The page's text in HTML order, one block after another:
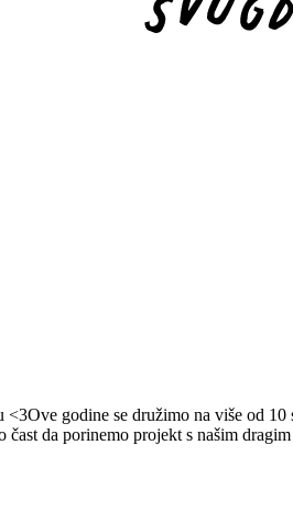
godine se družimo na više od 10
da porinemo projekt s našim